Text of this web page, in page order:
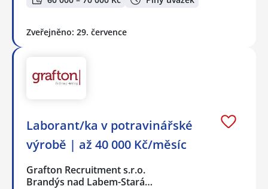
Zveřejněno: 29. července
Laborant/ka v potravinářské
výrobě | až 40 000 Kč/měsíc
Grafton Recruitment s.r.o.
Brandýs nad Labem-Stará…